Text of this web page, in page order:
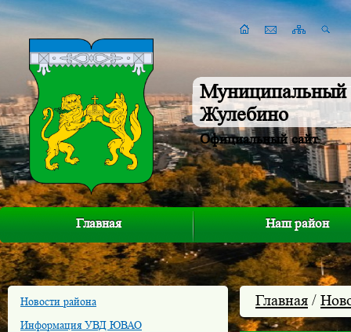
Муниципальный
Жулебино
Официальный сайт
Главная Наш район
Новости района
Информация УВД ЮВАО
Главная /